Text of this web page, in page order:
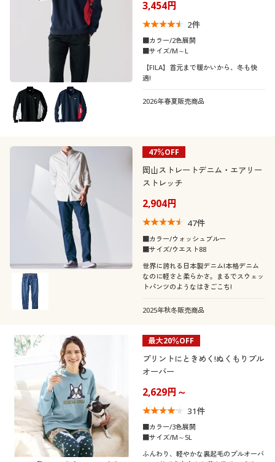
3,454円
2件
■カラー/2色展開
■サイズ/M～L
【FILA】首元まで暖かいから、冬も快
適!
2026年春夏販売商品
47％OFF
岡山ストレートデニム・エアリー
ストレッチ
2,904円
47件
■カラー/ウォッシュブルー
■サイズ/ウエスト88
世界に誇れる日本製デニム!本格デニム
なのに軽さと柔らかさ。まるでスウェッ
トパンツのようなはきごこち!
2025年秋冬販売商品
最大20％OFF
プリントにときめく!ぬくもりプル
オーバー
2,629円～
31件
■カラー/3色展開
■サイズ/M～5L
ふんわり、軽やかな裏起毛のプルオーバ